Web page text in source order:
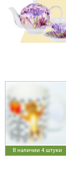
В наличии 4 штуки